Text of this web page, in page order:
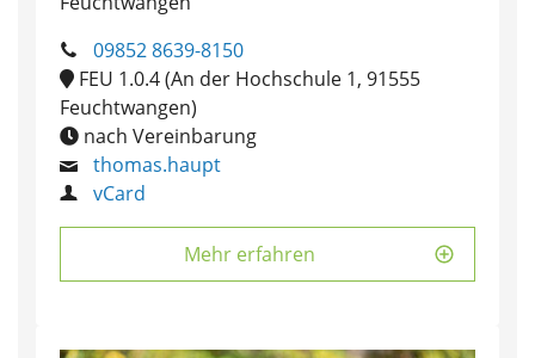
09852 8639-8150
FEU 1.0.4 (An der Hochschule 1, 91555
Feuchtwangen)
nach Vereinbarung
thomas.haupt
vCard
Mehr erfahren